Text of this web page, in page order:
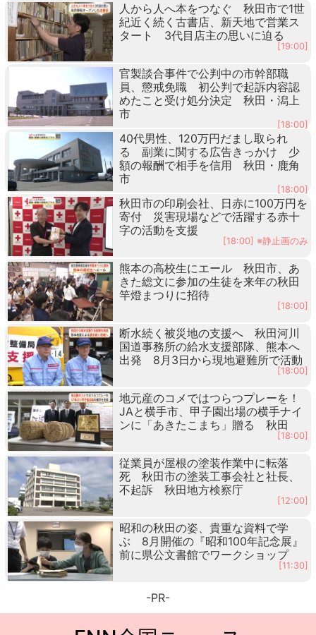
人から人へ本をつなぐ 秋田市で1世
紀近く続く古書店、新天地で営業ス
タート 3代目店主の思いに迫る
[19:00]
官製談合事件で公判中の市幹部職
員、懲戒免職 初公判で起訴内容認
めたこと受け処分決定 秋田・潟上
市
[18:00]
40代男性、120万円だまし取られ
る 副業に関する広告きっかけ 少
額の報酬で相手を信用 秋田・鹿角
市
[18:00]
秋田市の印刷会社、日赤に100万円を
寄付 災害現場などで活躍する赤十
字の活動を支援
[18:00] ※静止画のみ
熊本の高校生にエール 秋田市、あ
きた総文に参加の生徒を来年の秋田
竿燈まつりに招待
[18:00]
断水続く被災地の支援へ 秋田河川
国道事務所の給水支援部隊、熊本へ
出発 8月3日から現地避難所で活動
[18:00]
地元産のコメではつらつプレーを！
JAと横手市、甲子園出場の横手ナイ
ンに「あきたこまち」贈る 秋田
[18:00]
従業員が屋根の塗装作業中に転落
死 秋田市の塗装工事会社と社長、
不起訴 秋田地方検察庁
[12:00]
昭和の秋田の姿、貴重な資料で学
ぶ 8月開催の『昭和100年記念展』
前に県公文書館でワークショップ
[11:30]
-PR-